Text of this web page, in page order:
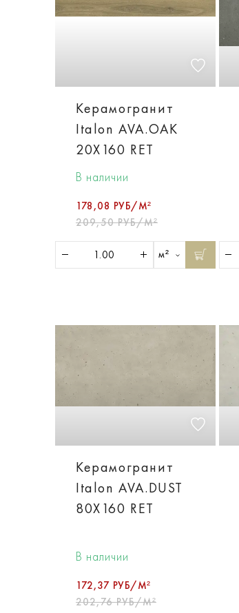
Керамогранит
Italon AVA.OAK
20X160 RET
В наличии
178,08 РУБ/М²
209,50 РУБ/М²
м²
Керамогранит
Italon AVA.DUST
80X160 RET
В наличии
172,37 РУБ/М²
202,76 РУБ/М²